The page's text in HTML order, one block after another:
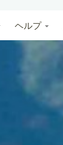
ヘルプ